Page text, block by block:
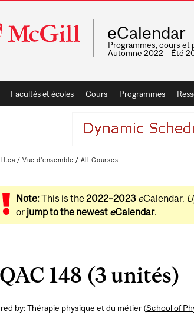
eCalendar
Programmes, cours et
Automne 2022 – Été
Facultés et écoles Cours Programmes
/ Vue d'ensemble / All Courses
Note:This is the2022–2023 eCalendar.
or jump to the newest eCalendar.
148 (3 unités)
by: Thérapie physique et du métier (School of